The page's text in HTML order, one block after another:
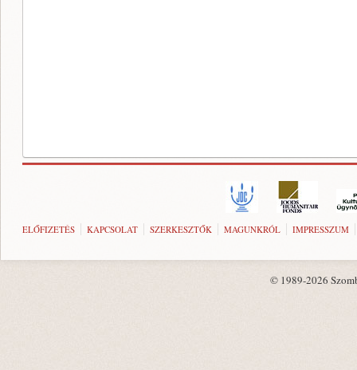
ELŐFIZETÉS KAPCSOLAT SZERKESZTŐK MAGUNKRÓL IMPRESSZUM
© 1989-2026